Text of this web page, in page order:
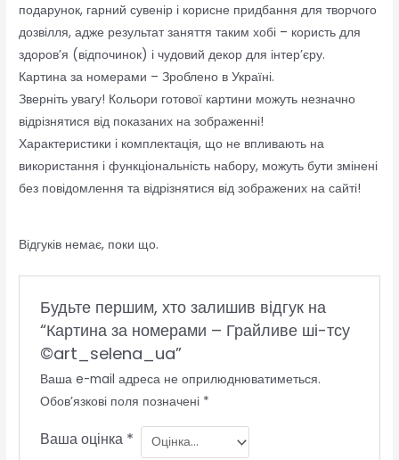
подарунок, гарний сувенір і корисне придбання для творчого
дозвілля, адже результат заняття таким хобі – користь для
здоров’я (відпочинок) і чудовий декор для інтер’єру.
Картина за номерами – Зроблено в Україні.
Зверніть увагу! Кольори готової картини можуть незначно
відрізнятися від показаних на зображенні!
Характеристики і комплектація, що не впливають на
використання і функціональність набору, можуть бути змінені
без повідомлення та відрізнятися від зображених на сайті!
Відгуків немає, поки що.
Будьте першим, хто залишив відгук на
“Картина за номерами – Грайливе ші-тсу
©art_selena_ua”
Ваша e-mail адреса не оприлюднюватиметься.
Обов’язкові поля позначені *
Ваша оцінка *